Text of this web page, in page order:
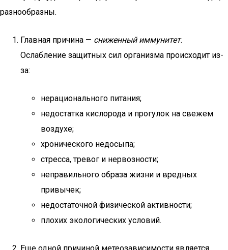
разнообразны.
Главная причина — сниженный иммунитет.
Ослабление защитных сил организма происходит из-
за:
нерационального питания;
недостатка кислорода и прогулок на свежем
воздухе;
хронического недосыпа;
стресса, тревог и нервозности;
неправильного образа жизни и вредных
привычек;
недостаточной физической активности;
плохих экологических условий.